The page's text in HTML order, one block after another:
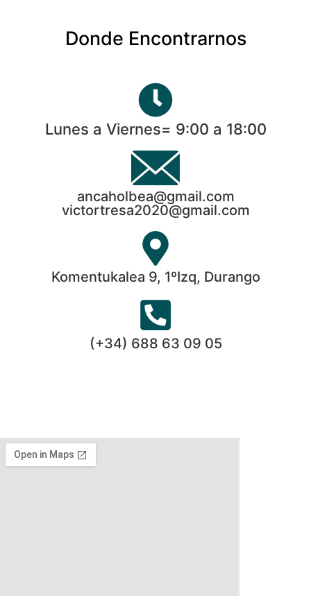
Donde Encontrarnos
Lunes a Viernes= 9:00 a 18:00
ancaholbea@gmail.com
victortresa2020@gmail.com
Komentukalea 9, 1ºIzq, Durango
(+34) 688 63 09 05